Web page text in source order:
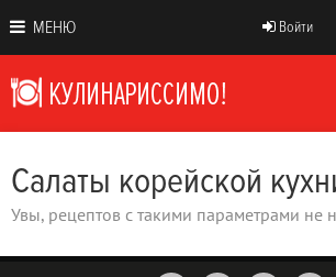
МЕНЮ Войти
Салаты корейской
Увы, рецептов с такими параметрами не